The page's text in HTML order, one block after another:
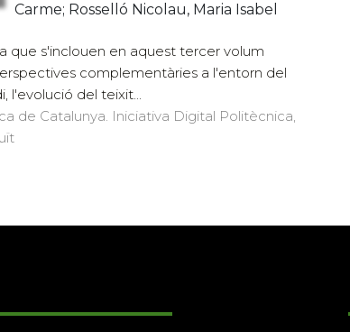
Carme; Rosselló Nicolau, Maria Isabel
que s'inclouen en aquest tercer volum
complementàries a l'entorn del
l'evolució del teixit...
de Catalunya. Iniciativa Digital Politècnica,